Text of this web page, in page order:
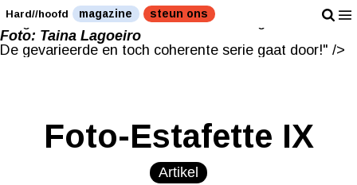
Foto: Taina Lagoeiro
De gevarieerde en toch coherente serie gaat door!" />
Foto: Taina Lagoeiro
De gevarieerde en toch coherente serie gaat door!" />
Hard//hoofd magazine steun ons
Foto-Estafette IX
Artikel